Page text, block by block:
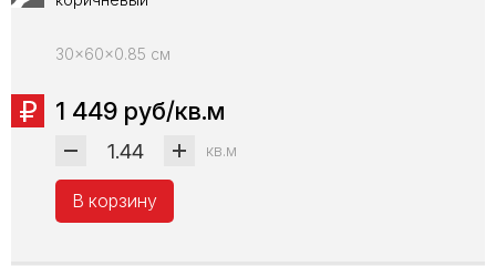
30x60x0.85 см
1 449 руб/кв.м
кв.м
В корзину